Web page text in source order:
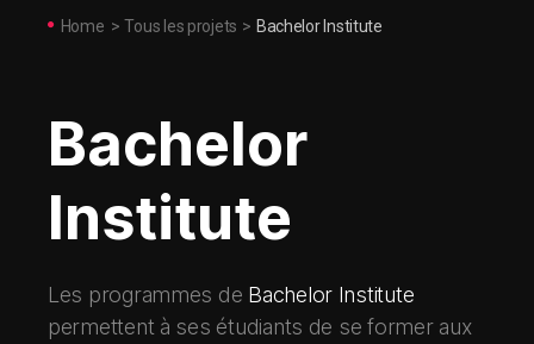
Home > Tous les projets > Bachelor Institute
Bachelor
Institute
Les programmes de Bachelor Institute
permettent à ses étudiants de se former aux